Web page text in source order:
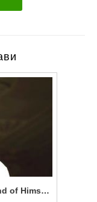
of Himself Scene